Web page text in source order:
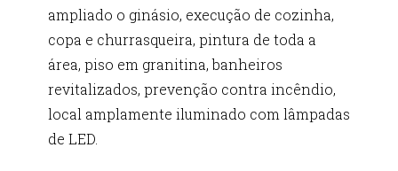
ampliado o ginásio, execução de cozinha,
copa e churrasqueira, pintura de toda a
área, piso em granitina, banheiros
revitalizados, prevenção contra incêndio,
local amplamente iluminado com lâmpadas
de LED.